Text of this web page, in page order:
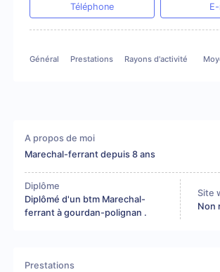
Téléphone
Général Prestations Rayons d'activité
A propos de moi
Marechal-ferrant depuis 8 ans
Diplôme
Diplômé d'un btm Marechal-
ferrant à gourdan-polignan .
Site
Non
Prestations